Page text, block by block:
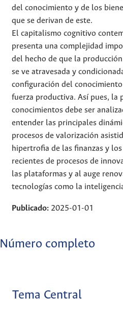
del conocimiento y de los
que se derivan de este.
El capitalismo cognitivo
presenta una complejidad
del hecho de que la
se ve atravesada y
configuración del
fuerza productiva. Así pues, la
conocimientos debe ser
entender las principales
procesos de valorización
hipertrofia de las finanzas y
recientes de procesos de
las plataformas y al auge
tecnologías como la
Publicado: 2025-01-01
Número completo
Tema Central